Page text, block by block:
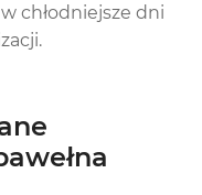
chłodniejsze dni